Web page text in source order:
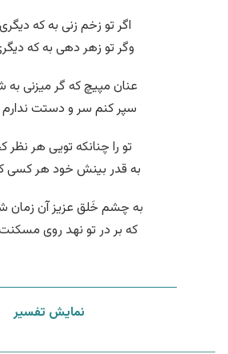
اگر تو زخم زنی به که
وگر تو زهر دهی به که
عنان مپیچ که گر میزنی
سپر کنم سر و دستت ندارم
تو را چنانکه تویی هر نظر
به قدر بینش خود هر کسی
به چشم خَلق عزیز آن زمان
که بر در تو نهد روی
نمایش تفسیر